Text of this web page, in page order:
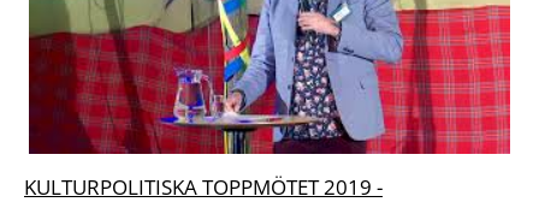
KULTURPOLITISKA TOPPMÖTET 2019 -